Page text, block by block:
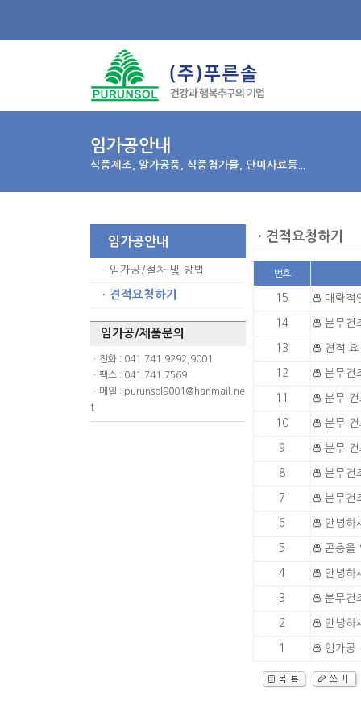
임가공안내
식품제조, 알가공품, 식품첨가물, 단미사료등...
임가공안내
ㆍ 임가공/절차 및 방법
ㆍ 견적요청하기
임가공/제품문의
ㆍ전화 : 041.741.9292,9001
ㆍ팩스 : 041.741.7569
ㆍ메일 : purunsol9001@hanmail.ne
t
ㆍ견적요청하기
번호
15 대략적
14 분무건
13 견적
12 분무건
11 분무
10 분무
9 분무
8 분무건
7 분무건
6 안녕하
5 곤충을
4 안녕하
3 분무건
2 안녕하
1 임가공